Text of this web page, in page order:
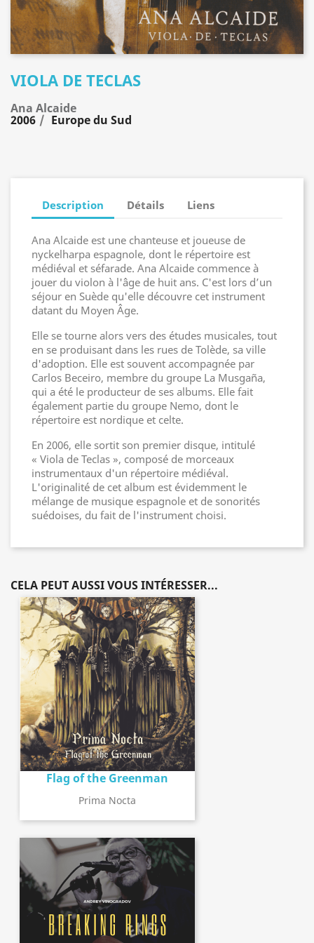
VIOLA DE TECLAS
Ana Alcaide
2006 Europe du Sud
Description Détails Liens
Ana Alcaide est une chanteuse et joueuse de
nyckelharpa espagnole, dont le répertoire est
médiéval et séfarade. Ana Alcaide commence à
jouer du violon à l'âge de huit ans. C'est lors d’un
séjour en Suède qu'elle découvre cet instrument
datant du Moyen Âge.
Elle se tourne alors vers des études musicales, tout
en se produisant dans les rues de Tolède, sa ville
d'adoption. Elle est souvent accompagnée par
Carlos Beceiro, membre du groupe La Musgaña,
qui a été le producteur de ses albums. Elle fait
également partie du groupe Nemo, dont le
répertoire est nordique et celte.
En 2006, elle sortit son premier disque, intitulé
« Viola de Teclas », composé de morceaux
instrumentaux d'un répertoire médiéval.
L'originalité de cet album est évidemment le
mélange de musique espagnole et de sonorités
suédoises, du fait de l'instrument choisi.
CELA PEUT AUSSI VOUS INTÉRESSER...
Flag of the Greenman
Prima Nocta